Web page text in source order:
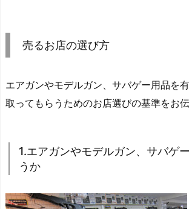
売るお店の選び方
エアガンやモデルガン、サバゲー用品を
取ってもらうためのお店選びの基準をお
1.エアガンやモデルガン、サバゲ
うか